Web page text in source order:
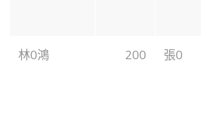
林0鴻 200 張0